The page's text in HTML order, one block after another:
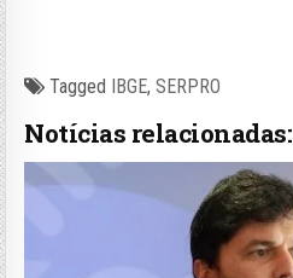
Tagged IBGE,SERPRO
Notícias relacionadas: